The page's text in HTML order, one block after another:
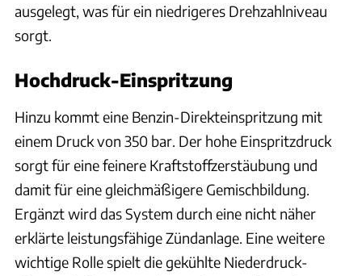
ausgelegt, was für ein niedrigeres Drehzahlniveau
sorgt.
Hochdruck-Einspritzung
Hinzu kommt eine Benzin-Direkteinspritzung mit
einem Druck von 350 bar. Der hohe Einspritzdruck
sorgt für eine feinere Kraftstoffzerstäubung und
damit für eine gleichmäßigere Gemischbildung.
Ergänzt wird das System durch eine nicht näher
erklärte leistungsfähige Zündanlage. Eine weitere
wichtige Rolle spielt die gekühlte Niederdruck-